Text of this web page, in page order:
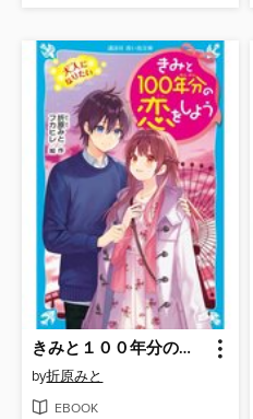
きみと１００年分の恋をしよう 大人になりたい
by折原みと
EBOOK